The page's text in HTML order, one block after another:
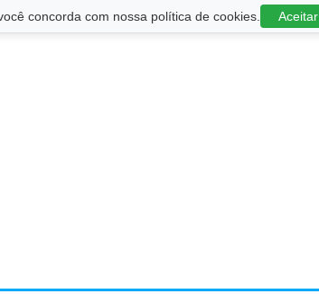
concorda com nossa política de cookies. Aceitar